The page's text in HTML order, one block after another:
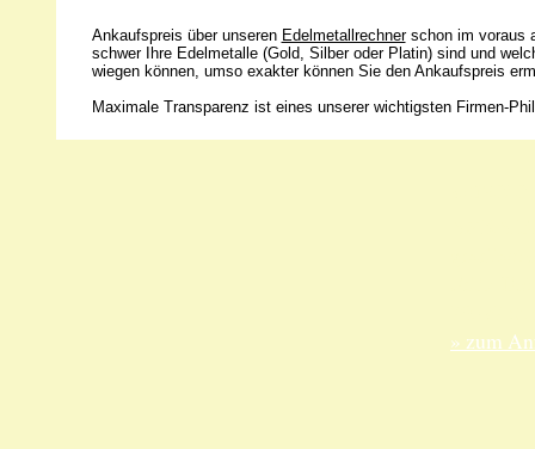
Ankaufspreis über unseren Edelmetallrechnerschon im voraus
schwer Ihre Edelmetalle (Gold, Silber oder Platin) sind und
wiegen können, umso exakter können Sie den Ankaufspreis
Maximale Transparenz ist eines unserer wichtigsten Firmen-
» zum